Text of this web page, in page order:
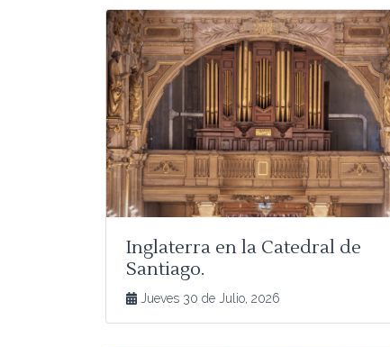
Inglaterra en la Catedral de
Santiago.
Jueves 30 de Julio, 2026